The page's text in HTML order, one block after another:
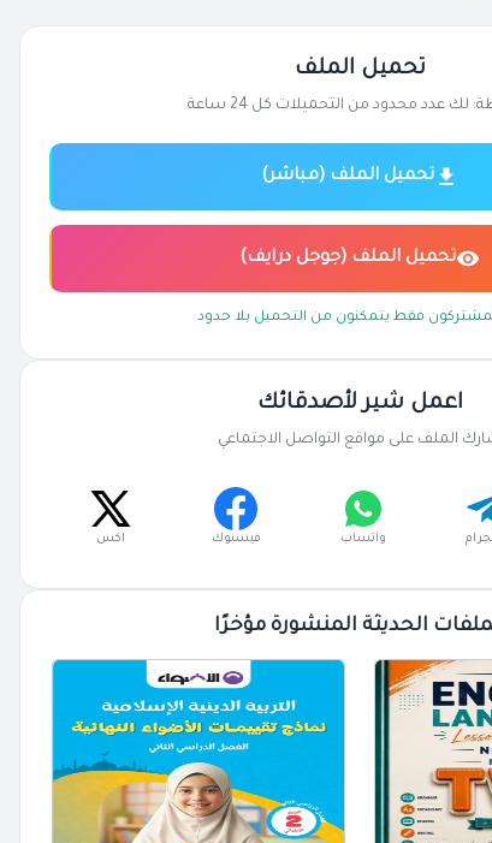
تحميل الملف
لك عدد محدود من التحميلات كل 24 ساعة
تحميل الملف (مباشر)
تحميل الملف (جوجل درايف)
فقط يتمكنون من التحميل بلا حدود
اعمل شير لأصدقائك
الملف على مواقع التواصل الاجتماعي
واتساب فيسبوك اكس
الحديثة المنشورة مؤخرًا